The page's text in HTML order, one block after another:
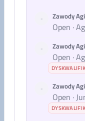
- Zawody
Open ·
- Zawody
Open ·
- Zawody
Open ·